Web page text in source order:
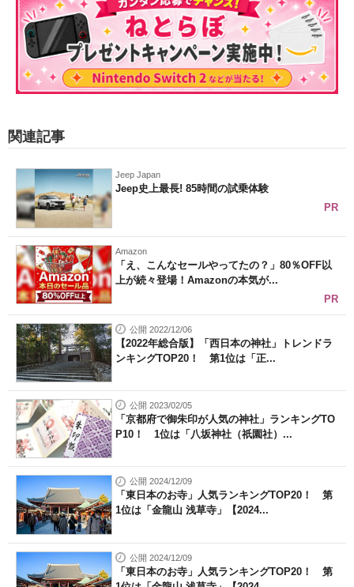
関連記事
Jeep Japan
Jeep史上最長! 85時間の試乗体験
PR
Amazon
「え、こんなセールやってたの？」80％OFF以
上が続々登場！Amazonの本気が...
PR
公開 2022/12/06
【2022年総合版】「西日本の神社」トレンドラ
ンキングTOP20！ 第1位は「正...
公開 2023/02/05
「京都府で御朱印が人気の神社」ランキングTO
P10！ 1位は「八坂神社（祇園社）...
公開 2024/12/09
「東日本のお寺」人気ランキングTOP20！ 第
1位は「金龍山 浅草寺」【2024...
公開 2024/12/09
「東日本のお寺」人気ランキングTOP20！ 第